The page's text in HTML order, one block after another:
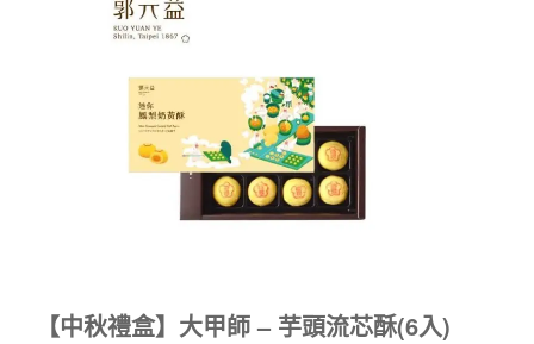
【中秋禮盒】大甲師 – 芋頭流芯酥(6入)